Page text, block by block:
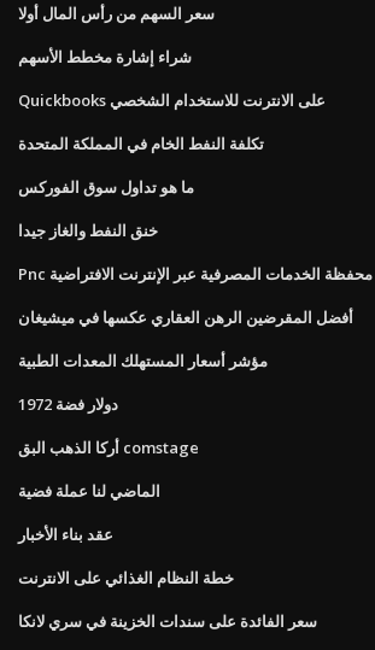
سعر السهم من رأس المال أولا
شراء إشارة مخطط الأسهم
Quickbooks على الانترنت للاستخدام الشخصي
تكلفة النفط الخام في المملكة المتحدة
ما هو تداول سوق الفوركس
خنق النفط والغاز جيدا
Pnc محفظة الخدمات المصرفية عبر الإنترنت الافتراضية
أفضل المقرضين الرهن العقاري عكسها في ميشيغان
مؤشر أسعار المستهلك المعدات الطبية
دولار فضة 1972
أركا الذهب البق comstage
الماضي لنا عملة فضية
عقد بناء الأخبار
خطة النظام الغذائي على الانترنت
سعر الفائدة على سندات الخزينة في سري لانكا